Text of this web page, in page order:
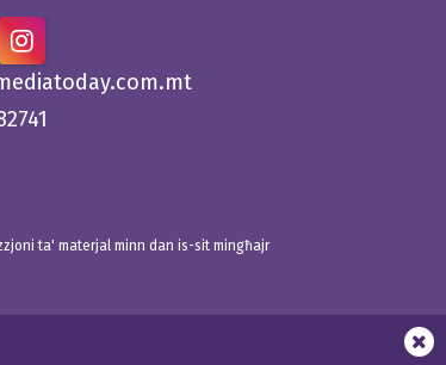
ta' materjal minn dan is-sit mingħajr